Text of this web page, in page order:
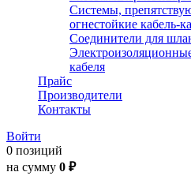
Системы,
огнестойкие кабель-
Соединители для
кабеля
Прайс
Производители
Контакты
Войти
0 позиций
на сумму 0 ₽